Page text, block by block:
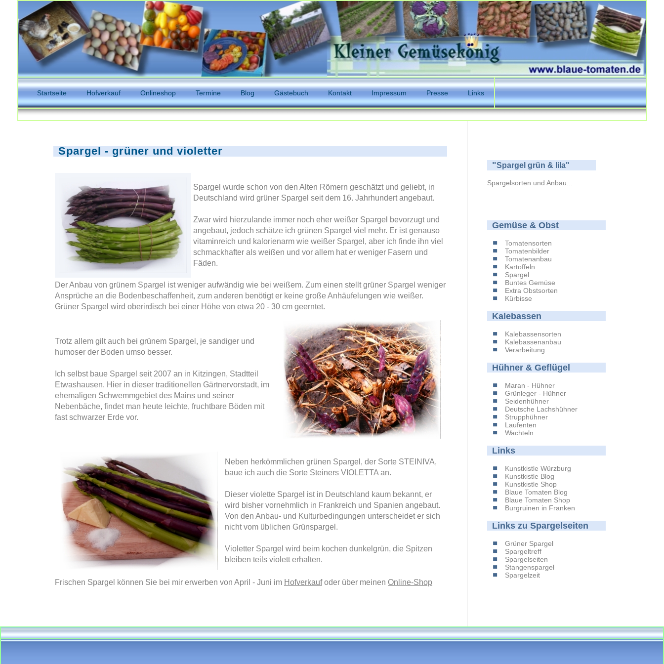
Startseite Hofverkauf Onlineshop Termine Blog Gästebuch Kontakt Impressum Presse Links
Spargel - grüner und violetter
Spargel wurde schon von den Alten Römern geschätzt und geliebt, in
Deutschland wird grüner Spargel seit dem 16. Jahrhundert angebaut.
Zwar wird hierzulande immer noch eher weißer Spargel bevorzugt und
angebaut, jedoch schätze ich grünen Spargel viel mehr. Er ist genauso
vitaminreich und kalorienarm wie weißer Spargel, aber ich finde ihn viel
schmackhafter als weißen und vor allem hat er weniger Fasern und
Fäden.
Der Anbau von grünem Spargel ist weniger aufwändig wie bei weißem. Zum einen stellt grüner Spargel weniger
Ansprüche an die Bodenbeschaffenheit, zum anderen benötigt er keine große Anhäufelungen wie weißer.
Grüner Spargel wird oberirdisch bei einer Höhe von etwa 20 - 30 cm geerntet.
Trotz allem gilt auch bei grünem Spargel, je sandiger und
humoser der Boden umso besser.
Ich selbst baue Spargel seit 2007 an in Kitzingen, Stadtteil
Etwashausen. Hier in dieser traditionellen Gärtnervorstadt, im
ehemaligen Schwemmgebiet des Mains und seiner
Nebenbäche, findet man heute leichte, fruchtbare Böden mit
fast schwarzer Erde vor.
Neben herkömmlichen grünen Spargel, der Sorte STEINIVA,
baue ich auch die Sorte Steiners VIOLETTA an.
Dieser violette Spargel ist in Deutschland kaum bekannt, er
wird bisher vornehmlich in Frankreich und Spanien angebaut.
Von den Anbau- und Kulturbedingungen unterscheidet er sich
nicht vom üblichen Grünspargel.
Violetter Spargel wird beim kochen dunkelgrün, die Spitzen
bleiben teils violett erhalten.
Frischen Spargel können Sie bei mir erwerben von April - Juni im Hofverkaufoder über meinen Online-Shop
"Spargel grün & lila"
Spargelsorten und Anbau...
Gemüse & Obst
Tomatensorten
Tomatenbilder
Tomatenanbau
Kartoffeln
Spargel
Buntes Gemüse
Extra Obstsorten
Kürbisse
Kalebassen
Kalebassensorten
Kalebassenanbau
Verarbeitung
Hühner & Geflügel
Maran - Hühner
Grünleger - Hühner
Seidenhühner
Deutsche Lachshühner
Strupphühner
Laufenten
Wachteln
Links
Kunstkistle Würzburg
Kunstkistle Blog
Kunstkistle Shop
Blaue Tomaten Blog
Blaue Tomaten Shop
Burgruinen in Franken
Links zu Spargelseiten
Grüner Spargel
Spargeltreff
Spargelseiten
Stangenspargel
Spargelzeit